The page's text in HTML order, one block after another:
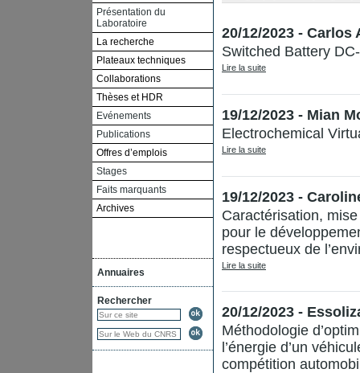
Présentation du
Laboratoire
La recherche
Plateaux techniques
Collaborations
Thèses et HDR
Evénements
Publications
Offres d’emplois
Stages
Faits marquants
Archives
Annuaires
Rechercher
20/12/2023 - Carlos
Switched Battery
Lire la suite
19/12/2023 - Mian
Electrochemical
Lire la suite
19/12/2023 -
Caractérisation,
pour le
respectueux de
Lire la suite
20/12/2023 -
Méthodologie
l’énergie d’un
compétition